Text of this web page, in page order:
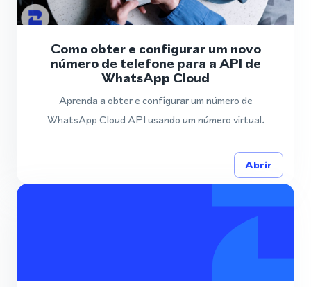
Como obter e configurar um novo
número de telefone para a API de
WhatsApp Cloud
Aprenda a obter e configurar um número de
WhatsApp Cloud API usando um número virtual.
Abrir